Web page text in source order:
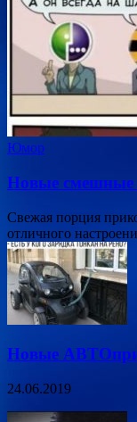
Юмор
Новые
Свежая порция
отличного
Новые
24.06.2019